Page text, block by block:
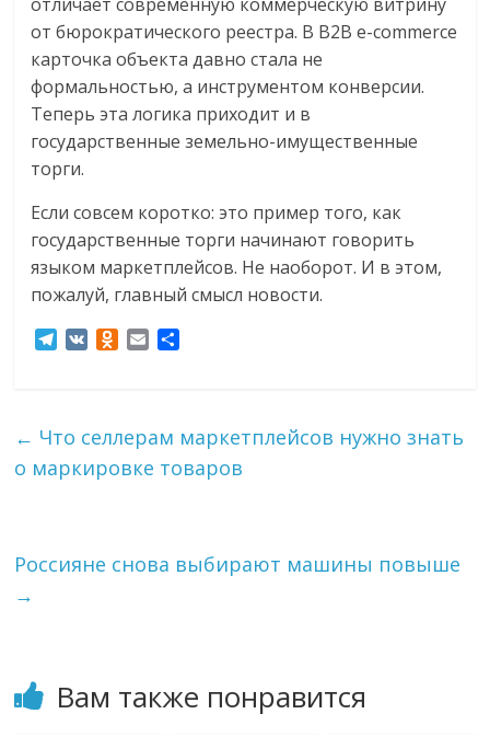
от бюрократического реестра. В B2B e-commerce
карточка объекта давно стала не
формальностью, а инструментом конверсии.
Теперь эта логика приходит и в
государственные земельно-имущественные
торги.
Если совсем коротко: это пример того, как
государственные торги начинают говорить
языком маркетплейсов. Не наоборот. И в этом,
пожалуй, главный смысл новости.
T
r
a
V
O
l
a
i
k
E
в
и
← Что селлерам маркетплейсов нужно знать
о маркировке товаров
Россияне снова выбирают машины повыше
→
Вам также понравится